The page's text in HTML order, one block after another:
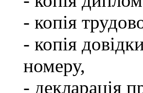
- копія
- копія
номеру,
- декларація